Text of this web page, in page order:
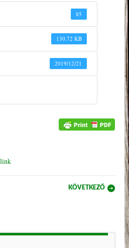
85
130.72 KB
2019/12/21
link
KÖVETKEZŐ